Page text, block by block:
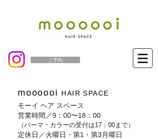
ご予約
moooooi
HAIR SPACE
モーイ ヘア スペース
営業時間／9：00〜18：00
（パーマ・カラーの受付は17：00まで）
定休日／火曜日・第1・第3月曜日